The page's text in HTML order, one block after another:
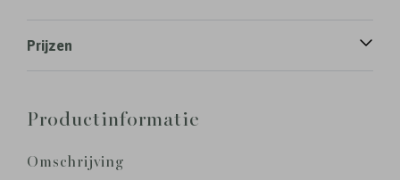
Prijzen
Productinformatie
Omschrijving